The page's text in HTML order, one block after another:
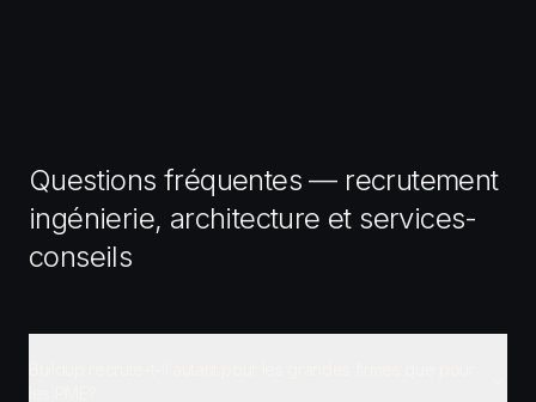
Questions fréquentes — recrutement
ingénierie, architecture et services-
conseils